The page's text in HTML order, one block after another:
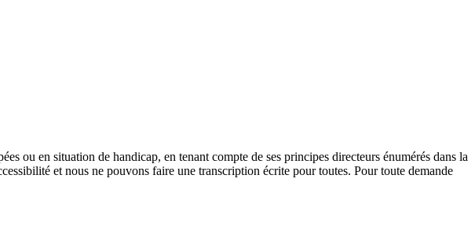
ou en situation de handicap, en tenant compte de ses principes directeurs énumérés dans la
et nous ne pouvons faire une transcription écrite pour toutes. Pour toute demande